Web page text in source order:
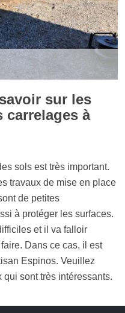
sur les
carrelages à
sols est très important.
travaux de mise en place
de petites
à protéger les surfaces.
et il va falloir
Dans ce cas, il est
Espinos. Veuillez
sont très intéressants.